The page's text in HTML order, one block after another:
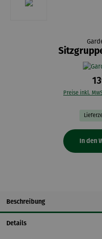
Preise inkl.
In den
Beschreibung
Details